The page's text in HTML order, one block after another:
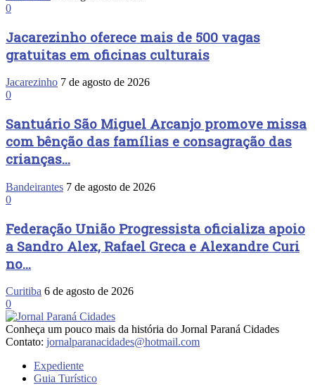
0
Jacarezinho oferece mais de 500 vagas
gratuitas em oficinas culturais
Jacarezinho 7 de agosto de 2026
0
Santuário São Miguel Arcanjo promove missa
com bênção das famílias e consagração das
crianças...
Bandeirantes 7 de agosto de 2026
0
Federação União Progressista oficializa apoio
a Sandro Alex, Rafael Greca e Alexandre Curi
no...
Curitiba 6 de agosto de 2026
0
Conheça um pouco mais da história do Jornal Paraná Cidades
Contato: jornalparanacidades@hotmail.com
Expediente
Guia Turístico